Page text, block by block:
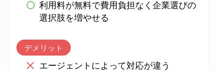
利用料が無料で費用負担なく企業選びの
選択肢を増やせる
デメリット
エージェントによって対応が違う